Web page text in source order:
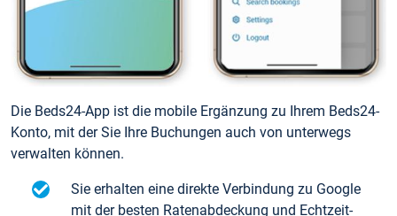
Die Beds24-App ist die mobile Ergänzung zu Ihrem Beds24-
Konto, mit der Sie Ihre Buchungen auch von unterwegs
verwalten können.
Sie erhalten eine direkte Verbindung zu Google
mit der besten Ratenabdeckung und Echtzeit-